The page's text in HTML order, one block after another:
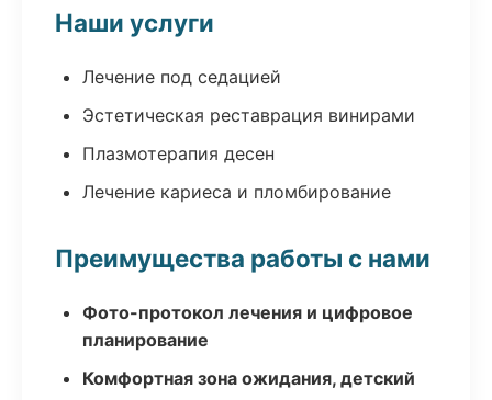
Наши услуги
Лечение под седацией
Эстетическая реставрация винирами
Плазмотерапия десен
Лечение кариеса и пломбирование
Преимущества работы с нами
Фото-протокол лечения и цифровое
планирование
Комфортная зона ожидания, детский